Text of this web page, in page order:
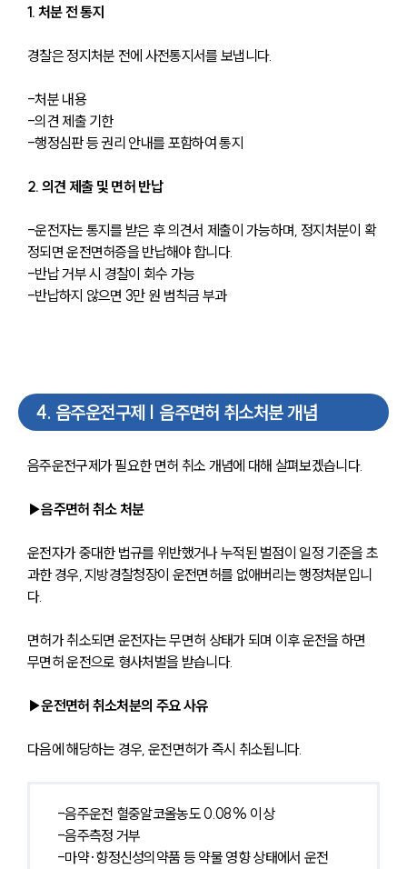
1. 처분 전 통지
경찰은 정지처분 전에 사전통지서를 보냅니다.
-처분 내용
-의견 제출 기한
-행정심판 등 권리 안내를 포함하여 통지
2. 의견 제출 및 면허 반납
-운전자는 통지를 받은 후 의견서 제출이 가능하며, 정지처분이 확
정되면 운전면허증을 반납해야 합니다.
-반납 거부 시 경찰이 회수 가능
-반납하지 않으면 3만 원 범칙금 부과
4. 음주운전구제 | 음주면허 취소처분 개념
음주운전구제가 필요한 면허 취소 개념에 대해 살펴보겠습니다.
▶음주면허 취소 처분
운전자가 중대한 법규를 위반했거나 누적된 벌점이 일정 기준을 초
과한 경우, 지방경찰청장이 운전면허를 없애버리는 행정처분입니
다.
면허가 취소되면 운전자는 무면허 상태가 되며 이후 운전을 하면
무면허 운전으로 형사처벌을 받습니다.
▶운전면허 취소처분의 주요 사유
다음에 해당하는 경우, 운전면허가 즉시 취소됩니다.
-음주운전 혈중알코올농도 0.08% 이상
-음주측정 거부
-마약·향정신성의약품 등 약물 영향 상태에서 운전